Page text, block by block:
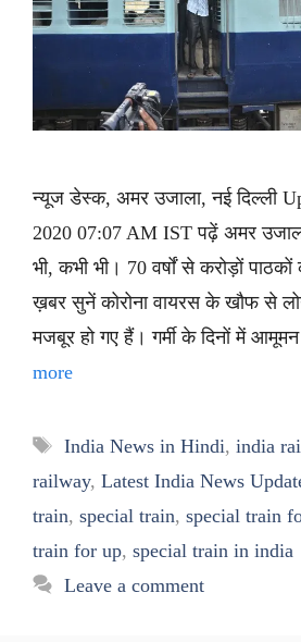
न्यूज डेस्क, अमर उजाला, नई दिल्ली
2020 07:07 AM IST पढ़ें अमर
भी, कभी भी। 70 वर्षों से करोड़ों
ख़बर सुनें कोरोना वायरस के खौफ से
मजबूर हो गए हैं। गर्मी के दिनों में
more
Tags
India News in Hindi, india
railway, Latest India News
train, special train, special train
train for up, special train in india
Leave a comment